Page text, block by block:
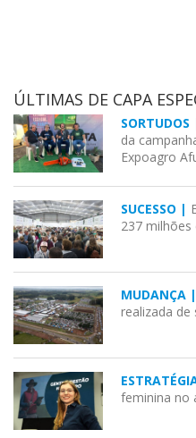
ÚLTIMAS DE CAPA
SORTUDOS
da
Expoagro
SUCESSO |
237
MUDANÇA |
realizada de
feminina no